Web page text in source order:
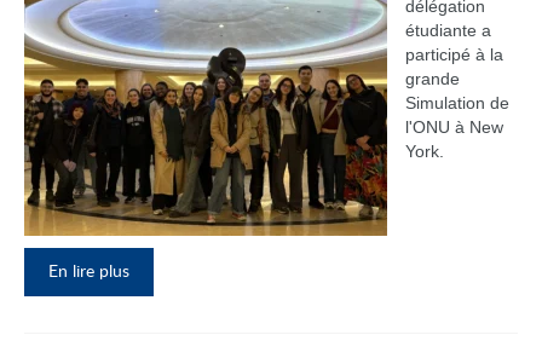
délégation
étudiante a
participé à la
grande
Simulation de
l'ONU à New
York.
En lire plus